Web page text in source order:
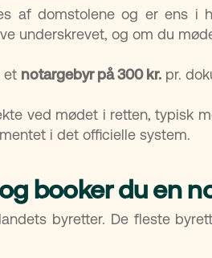
af domstolene og er ens i
underskrevet, og om du
et notargebyr på 300 kr. pr.
ved mødet i retten, typisk
i det officielle system.
booker du en
byretter. De fleste